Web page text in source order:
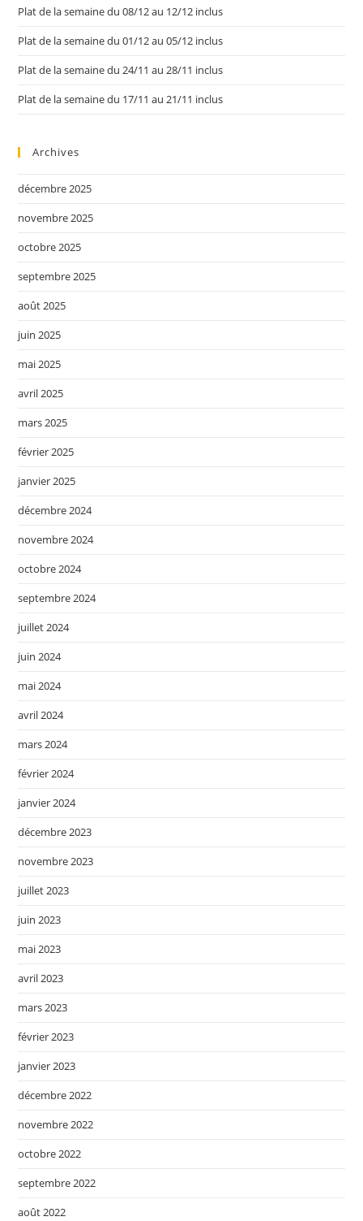
Plat de la semaine du 08/12 au 12/12 inclus
Plat de la semaine du 01/12 au 05/12 inclus
Plat de la semaine du 24/11 au 28/11 inclus
Plat de la semaine du 17/11 au 21/11 inclus
Archives
décembre 2025
novembre 2025
octobre 2025
septembre 2025
août 2025
juin 2025
mai 2025
avril 2025
mars 2025
février 2025
janvier 2025
décembre 2024
novembre 2024
octobre 2024
septembre 2024
juillet 2024
juin 2024
mai 2024
avril 2024
mars 2024
février 2024
janvier 2024
décembre 2023
novembre 2023
juillet 2023
juin 2023
mai 2023
avril 2023
mars 2023
février 2023
janvier 2023
décembre 2022
novembre 2022
octobre 2022
septembre 2022
août 2022